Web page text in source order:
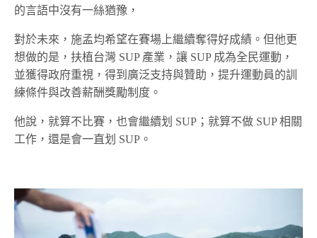
的言語中沒有一絲猶豫，
對於未來，施孟均希望在賽場上繼續奪得好成績。但他更
想做的是，扶植台灣 SUP 產業，讓 SUP 成為全民運動，
並獲得政府重視，得到廣泛支持與贊助，提升運動員的訓
練條件與改善薪酬獎勵制度。
他說，就算不比賽，也會繼續划 SUP；就算不做 SUP 相關
工作，還是會一直划 SUP。